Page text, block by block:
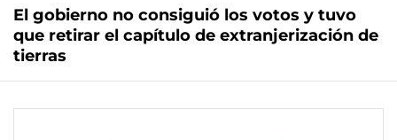
El gobierno no consiguió los votos y tuvo
que retirar el capítulo de extranjerización de
tierras